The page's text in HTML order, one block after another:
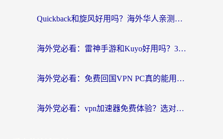
Quickback和旋风好用吗？海外华人亲测：选对回国加速器才能无缝看央视5
海外党必看：雷神手游和Kuyo好用吗？3款回国加速器实测+避坑指南
海外党必看：免费回国VPN PC真的能用？附国内高速VPN选择全攻略
海外党必看：vpn加速器免费体验？选对回国加速器才能无缝刷国内剧玩国服